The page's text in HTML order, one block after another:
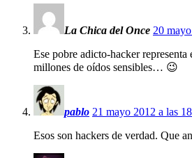
La Chica del Once 20
Ese pobre adicto-hacker representa
millones de oídos sensibles… 😉
pablo 21 mayo 2012 a las
Esos son hackers de verdad. Que